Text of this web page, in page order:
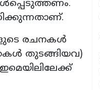
രചനകൾ
തുടങ്ങിയവ)